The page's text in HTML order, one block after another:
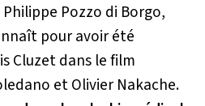
Pozzo di Borgo,
pour avoir été
Cluzet dans le film
et Olivier Nakache.